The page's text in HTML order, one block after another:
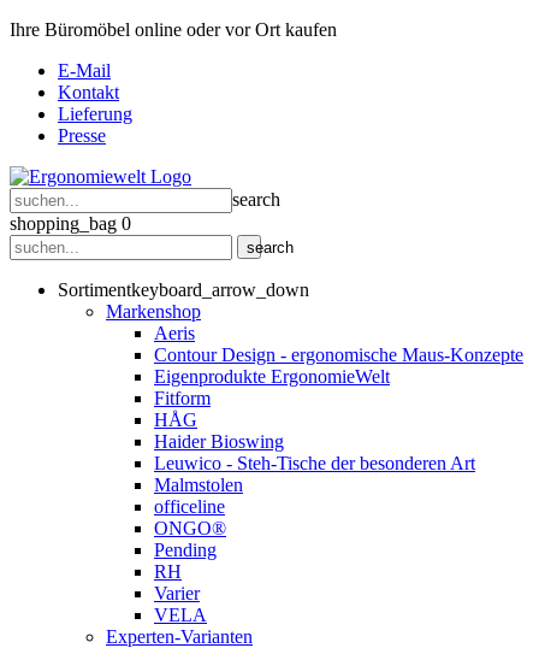
Ihre Büromöbel online oder vor Ort kaufen
E-Mail
Kontakt
Lieferung
Presse
search
shopping_bag 0
search
Sortimentkeyboard_arrow_down
Markenshop
Aeris
Contour Design - ergonomische Maus-Konzepte
Eigenprodukte ErgonomieWelt
Fitform
HÅG
Haider Bioswing
Leuwico - Steh-Tische der besonderen Art
Malmstolen
officeline
ONGO®
Pending
RH
Varier
VELA
Experten-Varianten